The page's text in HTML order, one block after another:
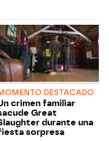
DESTACADO
crimen familiar
Great
durante una
sorpresa